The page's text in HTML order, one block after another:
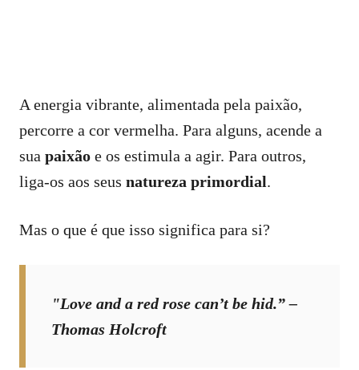
A energia vibrante, alimentada pela paixão,
percorre a cor vermelha. Para alguns, acende a
sua paixão e os estimula a agir. Para outros,
liga-os aos seus natureza primordial.
Mas o que é que isso significa para si?
"Love and a red rose can’t be hid.” –
Thomas Holcroft